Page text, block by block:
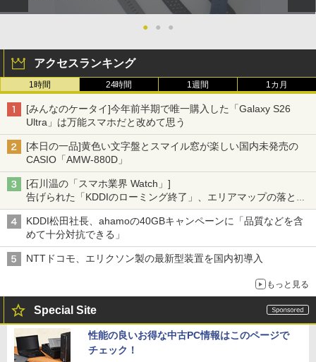
● ● ●
アクセスランキング
1時間 24時間 1週間 1カ月
[みんなのケータイ]今年前半期で唯一購入した「Galaxy S26
Ultra」は万能スマホだと改めて思う
[本日の一品]黄色い文字盤とスマイル窓が楽しい国内未発売の
CASIO「AMW-880D」
[石川温の「スマホ業界 Watch」]
告げられた「KDDIのローミング終了」、エリアマップの落とし
穴と楽天モバイルの課題
KDDI松田社長、ahamoの40GBキャンペーンに「品質などを含
めて十分対抗できる」
NTTドコモ、エリクソン製の最新型装置を国内初導入
もっと見る
Special Site
性能の良いお得な中古PC情報はこのページで
チェック！